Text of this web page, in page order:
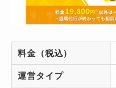
料金（税込）
運営タイプ